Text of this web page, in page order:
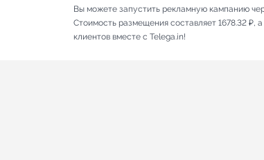
Вы можете запустить рекламную кампанию
Стоимость размещения составляет 1678.32 ₽,
клиентов вместе с Telega.in!